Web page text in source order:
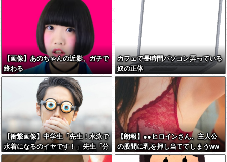
【画像】あのちゃんの近影、ガチで
終わる
カフェで長時間パソコン弄っている
奴の正体
【衝撃画像】中学生「先生！水泳で
水着になるのイヤです！」先生「分
かった」→結果まさかの『こう』な
【朗報】●●ヒロインさん、主人公
の股間に乳を押し当ててしまうww
www